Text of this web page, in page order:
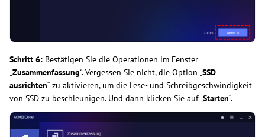
Schritt 6: Bestätigen Sie die Operationen im Fenster
„Zusammenfassung“. Vergessen Sie nicht, die Option „SSD
ausrichten“ zu aktivieren, um die Lese- und Schreibgeschwindigkeit
von SSD zu beschleunigen. Und dann klicken Sie auf „Starten“.